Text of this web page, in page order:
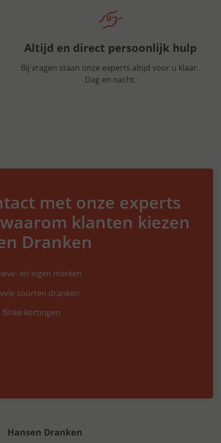
Altijd en direct persoonlijk hulp
Bij vragen staan onze experts altijd voor u klaar.
Dag en nacht.
met onze experts
klanten kiezen
Dranken
en eigen merken
soorten dranken
flinke kortingen
Hansen Dranken